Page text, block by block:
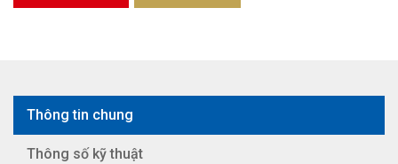
Thông tin chung
Thông số kỹ thuật